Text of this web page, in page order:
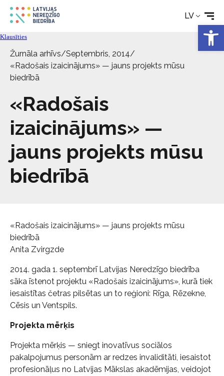
LV
Aktualitātes
Pakalpojumi
Kontakti
Klausīties
Žurnāla arhīvs/Septembris, 2014/
«Radošais izaicinājums» — jauns projekts mūsu
biedrībā
«Radošais
izaicinājums» —
jauns projekts mūsu
biedrībā
«Radošais izaicinājums» — jauns projekts mūsu
biedrībā
Anita Zvirgzde
2014. gada 1. septembrī Latvijas Neredzīgo biedrība
sāka īstenot projektu «Radošais izaicinājums», kurā tiek
iesaistītas četras pilsētas un to reģioni: Rīga, Rēzekne,
Cēsis un Ventspils.
Projekta mērķis
Projekta mērķis — sniegt inovatīvus sociālos
pakalpojumus personām ar redzes invaliditāti, iesaistot
profesionāļus no Latvijas Mākslas akadēmijas, veidojot